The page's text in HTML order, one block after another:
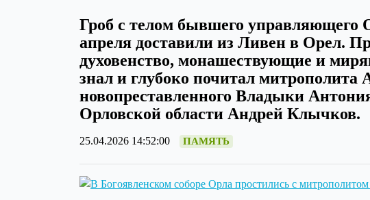
Гроб с телом бывшего управляющего
апреля доставили из Ливен в Орел.
духовенство, монашествующие и
знал и глубоко почитал
новопреставленного Владыки
Орловской области Андрей Клычков.
25.04.2026 14:52:00 ПАМЯТЬ